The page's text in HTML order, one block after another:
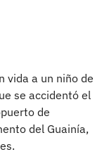
vida a un niño de
se accidentó el
de
del Guainía,